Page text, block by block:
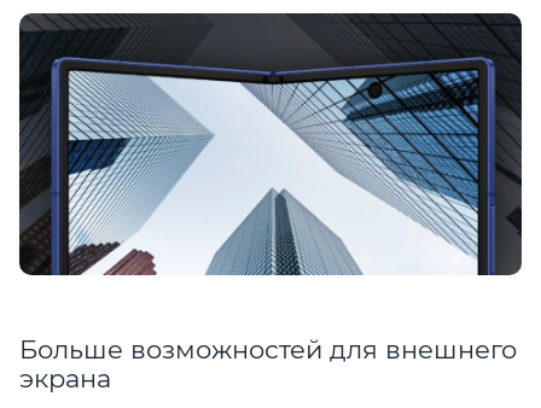
Больше возможностей для внешнего
экрана